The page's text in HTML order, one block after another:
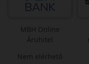
MBH Online
Áruhitel
Nem elérhető